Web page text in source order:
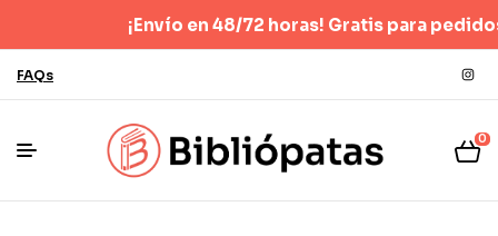
¡Envío en 48/72 horas! Gratis para pedidos
FAQs
0